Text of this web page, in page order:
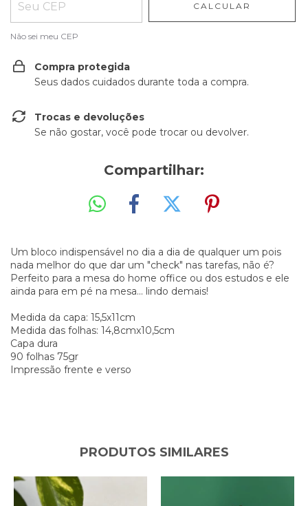
CALCULAR
Não sei meu CEP
Compra protegida
Seus dados cuidados durante toda a compra.
Trocas e devoluções
Se não gostar, você pode trocar ou devolver.
Compartilhar:
Um bloco indispensável no dia a dia de qualquer um pois
nada melhor do que dar um "check" nas tarefas, não é?
Perfeito para a mesa do home office ou dos estudos e ele
ainda para em pé na mesa... lindo demais!
Medida da capa: 15,5x11cm
Medida das folhas: 14,8cmx10,5cm
Capa dura
90 folhas 75gr
Impressão frente e verso
PRODUTOS SIMILARES